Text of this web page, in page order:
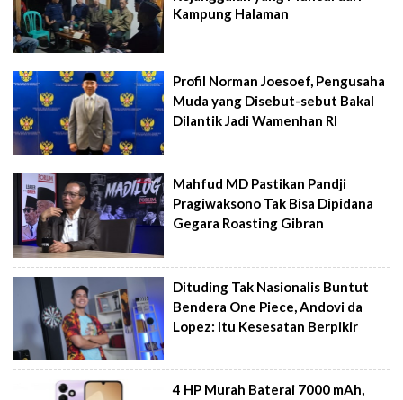
Kampung Halaman
Profil Norman Joesoef, Pengusaha
Muda yang Disebut-sebut Bakal
Dilantik Jadi Wamenhan RI
Mahfud MD Pastikan Pandji
Pragiwaksono Tak Bisa Dipidana
Gegara Roasting Gibran
Dituding Tak Nasionalis Buntut
Bendera One Piece, Andovi da
Lopez: Itu Kesesatan Berpikir
4 HP Murah Baterai 7000 mAh,